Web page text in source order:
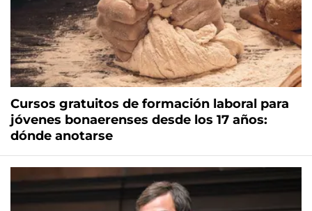
Cursos gratuitos de formación laboral para
jóvenes bonaerenses desde los 17 años:
dónde anotarse